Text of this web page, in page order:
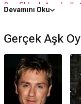
Ron Eldard, Annabella
Gerçek Aşk filmi
Gerçek Aşk filmi
Kaç saat?
1 saat 44 dakika
IMDb puanı kaç?
Devamını Oku
Gerçek Aşk